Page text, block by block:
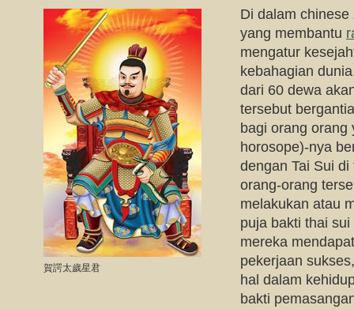
賀諤太歲星君
Di dalam
yang membantu
mengatur
kebahagian
dari 60 dewa
tersebut
bagi orang orang
horosope)-nya
dengan Tai Sui
orang-orang
melakukan atau
puja bakti thai
mereka
pekerjaan
hal dalam
bakti